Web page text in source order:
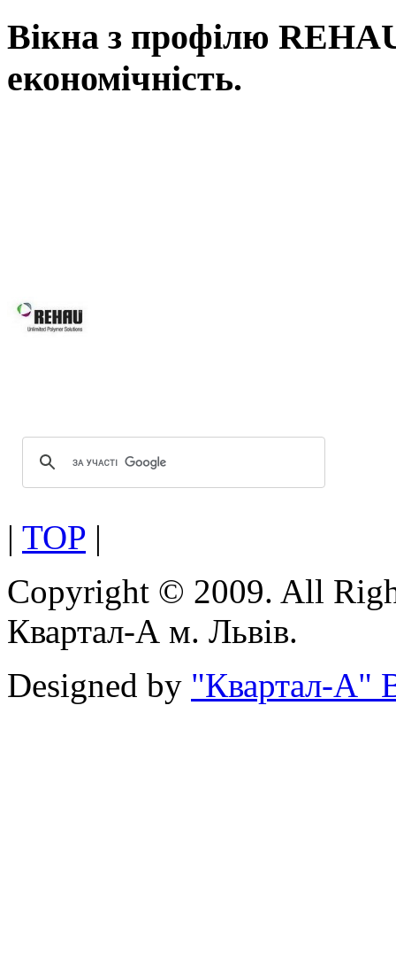
Вікна з профілю
економічність.
| TOP |
Copyright © 2009. All
Квартал-А м. Львів.
Designed by "Квартал-А"